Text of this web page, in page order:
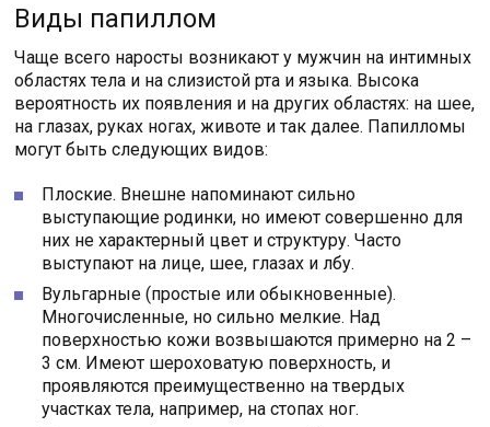
Виды папиллом
Чаще всего наросты возникают у мужчин на интимных
областях тела и на слизистой рта и языка. Высока
вероятность их появления и на других областях: на шее,
на глазах, руках ногах, животе и так далее. Папилломы
могут быть следующих видов:
Плоские. Внешне напоминают сильно
выступающие родинки, но имеют совершенно для
них не характерный цвет и структуру. Часто
выступают на лице, шее, глазах и лбу.
Вульгарные (простые или обыкновенные).
Многочисленные, но сильно мелкие. Над
поверхностью кожи возвышаются примерно на 2 –
3 см. Имеют шероховатую поверхность, и
проявляются преимущественно на твердых
участках тела, например, на стопах ног.